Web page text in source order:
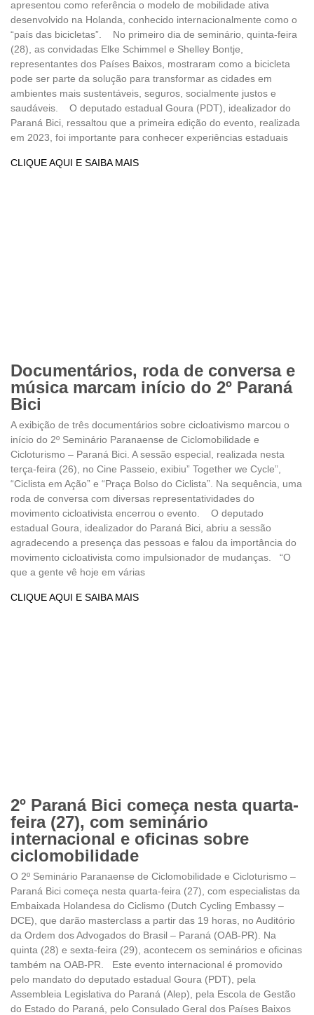
apresentou como referência o modelo de mobilidade ativa
desenvolvido na Holanda, conhecido internacionalmente como o
“país das bicicletas”. No primeiro dia de seminário, quinta-feira
(28), as convidadas Elke Schimmel e Shelley Bontje,
representantes dos Países Baixos, mostraram como a bicicleta
pode ser parte da solução para transformar as cidades em
ambientes mais sustentáveis, seguros, socialmente justos e
saudáveis. O deputado estadual Goura (PDT), idealizador do
Paraná Bici, ressaltou que a primeira edição do evento, realizada
em 2023, foi importante para conhecer experiências estaduais
CLIQUE AQUI E SAIBA MAIS
Documentários, roda de conversa e
música marcam início do 2º Paraná
Bici
A exibição de três documentários sobre cicloativismo marcou o
início do 2º Seminário Paranaense de Ciclomobilidade e
Cicloturismo – Paraná Bici. A sessão especial, realizada nesta
terça-feira (26), no Cine Passeio, exibiu” Together we Cycle”,
“Ciclista em Ação” e “Praça Bolso do Ciclista”. Na sequência, uma
roda de conversa com diversas representatividades do
movimento cicloativista encerrou o evento. O deputado
estadual Goura, idealizador do Paraná Bici, abriu a sessão
agradecendo a presença das pessoas e falou da importância do
movimento cicloativista como impulsionador de mudanças. “O
que a gente vê hoje em várias
CLIQUE AQUI E SAIBA MAIS
2º Paraná Bici começa nesta quarta-
feira (27), com seminário
internacional e oficinas sobre
ciclomobilidade
O 2º Seminário Paranaense de Ciclomobilidade e Cicloturismo –
Paraná Bici começa nesta quarta-feira (27), com especialistas da
Embaixada Holandesa do Ciclismo (Dutch Cycling Embassy –
DCE), que darão masterclass a partir das 19 horas, no Auditório
da Ordem dos Advogados do Brasil – Paraná (OAB-PR). Na
quinta (28) e sexta-feira (29), acontecem os seminários e oficinas
também na OAB-PR. Este evento internacional é promovido
pelo mandato do deputado estadual Goura (PDT), pela
Assembleia Legislativa do Paraná (Alep), pela Escola de Gestão
do Estado do Paraná, pelo Consulado Geral dos Países Baixos